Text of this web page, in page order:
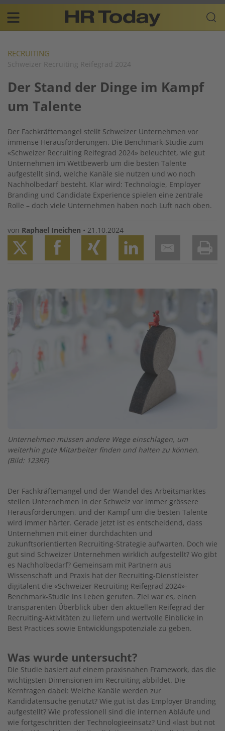
Skip
content
Plattform
für
Resources
navigation
DE
RECRUITING
Schweizer Recruiting Reifegrad 2024
Der Stand der Dinge im Kampf
um Talente
Der Fachkräftemangel stellt Schweizer Unternehmen vor
immense Herausforderungen. Die Benchmark-Studie zum
«Schweizer Recruiting Reifegrad 2024» beleuchtet, wie gut
Unternehmen im Wettbewerb um die besten Talente
aufgestellt sind, welche Kanäle sie nutzen und wo noch
Nachholbedarf besteht. Klar wird: Technologie, Employer
Branding und Candidate Experience spielen eine zentrale
Rolle – doch viele Unternehmen haben noch Luft nach oben.
von Raphael Ineichen • 21.10.2024
Image
Unternehmen müssen andere Wege einschlagen, um
weiterhin gute Mitarbeiter finden und halten zu können.
(Bild: 123RF)
Der Fachkräftemangel und der Wandel des Arbeitsmarktes
stellen Unternehmen in der Schweiz vor immer grössere
Herausforderungen, und der Kampf um die besten Talente
wird immer härter. Gerade jetzt ist es entscheidend, dass
Unternehmen mit einer durchdachten und
zukunftsorientierten Recruiting-Strategie aufwarten. Doch wie
gut sind Schweizer Unternehmen wirklich aufgestellt? Wo gibt
es Nachholbedarf? Gemeinsam mit Partnern aus
Wissenschaft und Praxis hat der Recruiting-Dienstleister
digitalent die «Schweizer Recruiting Reifegrad 2024»-
Benchmark-Studie ins Leben gerufen. Ziel war es, einen
transparenten Überblick über den aktuellen Reifegrad der
Recruiting-Aktivitäten zu liefern und wertvolle Einblicke in
Best Practices sowie Entwicklungspotenziale zu geben.
Was wurde untersucht?
Die Studie basiert auf einem praxisnahen Framework, das die
wichtigsten Dimensionen im Recruiting abbildet. Die
Kernfragen dabei: Welche Kanäle werden zur
Kandidatensuche genutzt? Wie gut ist das Employer Branding
aufgestellt? Wie professionell sind die internen Abläufe und
wie fortgeschritten der Technologieeinsatz? Und «last but not